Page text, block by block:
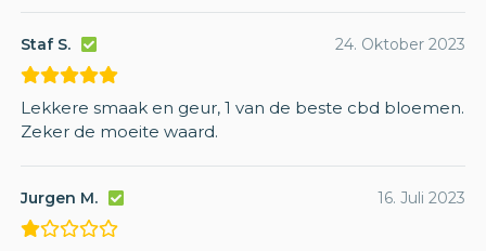
Staf S. 24. Oktober 2023
Lekkere smaak en geur, 1 van de beste cbd bloemen.
Zeker de moeite waard.
Jurgen M. 16. Juli 2023